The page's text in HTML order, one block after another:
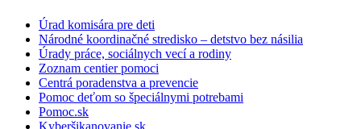
Úrad komisára pre deti
Národné koordinačné stredisko – detstvo bez násilia
Úrady práce, sociálnych vecí a rodiny
Zoznam centier pomoci
Centrá poradenstva a prevencie
Pomoc deťom so špeciálnymi potrebami
Pomoc.sk
Kyberšikanovanie.sk